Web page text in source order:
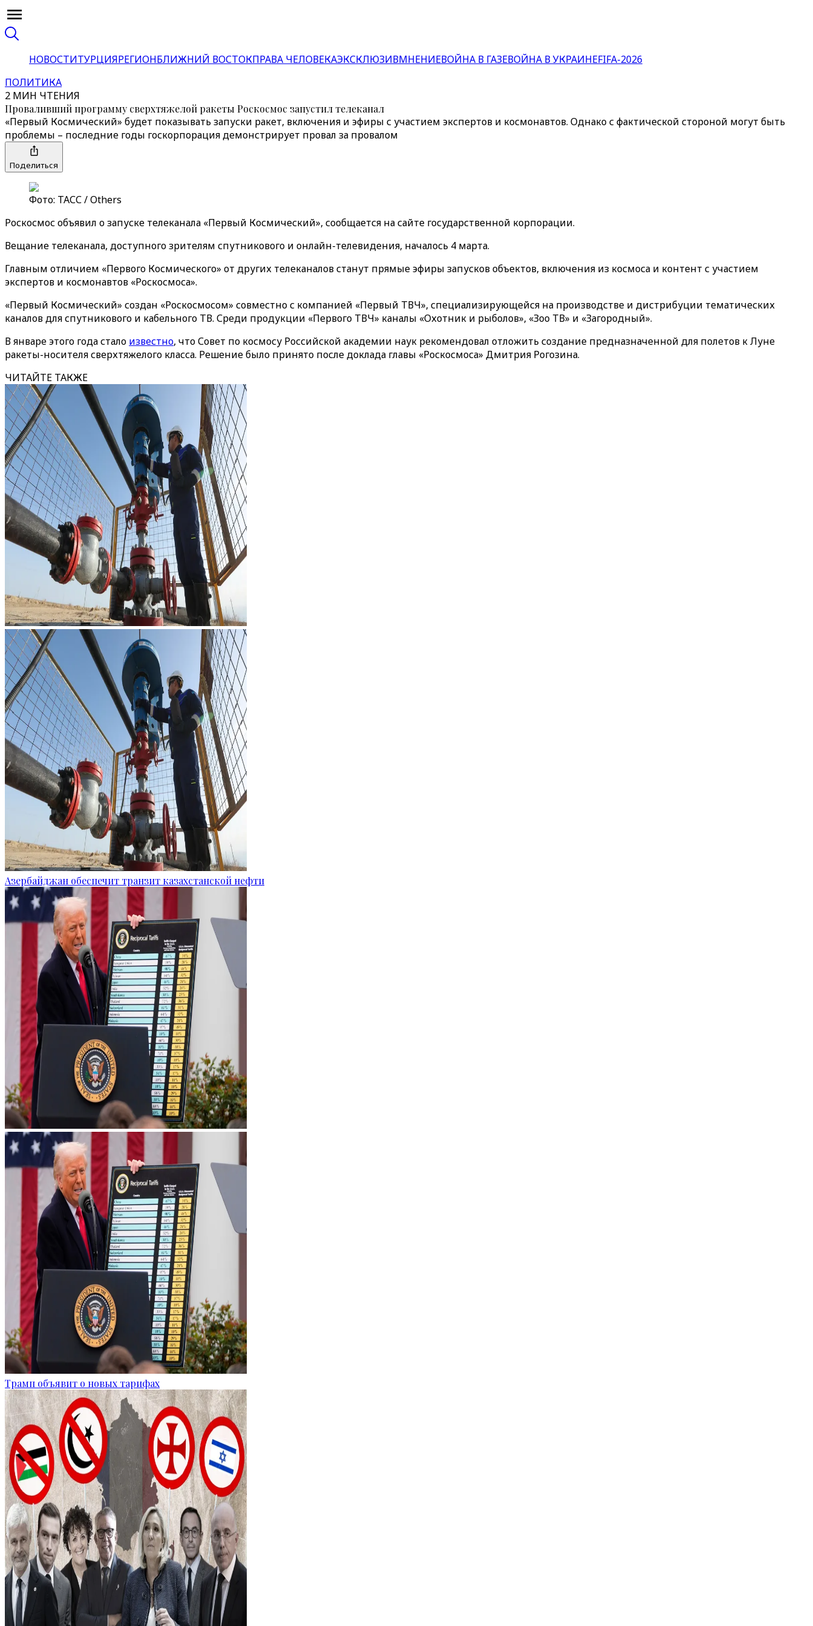
НОВОСТИТУРЦИЯРЕГИОНБЛИЖНИЙ ВОСТОКПРАВА ЧЕЛОВЕКАЭКСКЛЮЗИВМНЕНИЕВОЙНА В ГАЗЕВОЙНА В УКРАИНЕFIFA-2026
ПОЛИТИКА
2 МИН ЧТЕНИЯ
Проваливший программу сверхтяжелой ракеты Роскосмос запустил телеканал
«Первый Космический» будет показывать запуски ракет, включения и эфиры с участием экспертов и космонавтов. Однако с фактической стороной могут быть
проблемы – последние годы госкорпорация демонстрирует провал за провалом
Поделиться
Фото: ТАСС / Others
Роскосмос объявил о запуске телеканала «Первый Космический», сообщается на сайте государственной корпорации.
Вещание телеканала, доступного зрителям спутникового и онлайн-телевидения, началось 4 марта.
Главным отличием «Первого Космического» от других телеканалов станут прямые эфиры запусков объектов, включения из космоса и контент с участием
экспертов и космонавтов «Роскосмоса».
«Первый Космический» создан «Роскосмосом» совместно с компанией «Первый ТВЧ», специализирующейся на производстве и дистрибуции тематических
каналов для спутникового и кабельного ТВ. Среди продукции «Первого ТВЧ» каналы «Охотник и рыболов», «Зоо ТВ» и «Загородный».
В январе этого года стало известно, что Совет по космосу Российской академии наук рекомендовал отложить создание предназначенной для полетов к Луне
ракеты-носителя сверхтяжелого класса. Решение было принято после доклада главы «Роскосмоса» Дмитрия Рогозина.
ЧИТАЙТЕ ТАКЖЕ
Азербайджан обеспечит транзит казахстанской нефти
Трамп объявит о новых тарифах